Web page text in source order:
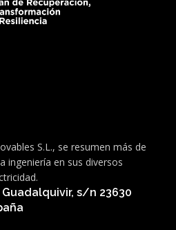
S.L., se resumen más de
ingeniería en sus diversos
s/n 23630